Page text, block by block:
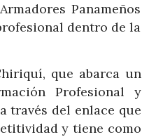
Panameños
dentro de la
que abarca un
Profesional y
través del enlace que
y tiene como